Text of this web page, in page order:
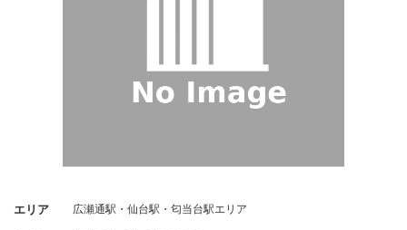
エリア 広瀬通駅・仙台駅・匂当台駅エリア